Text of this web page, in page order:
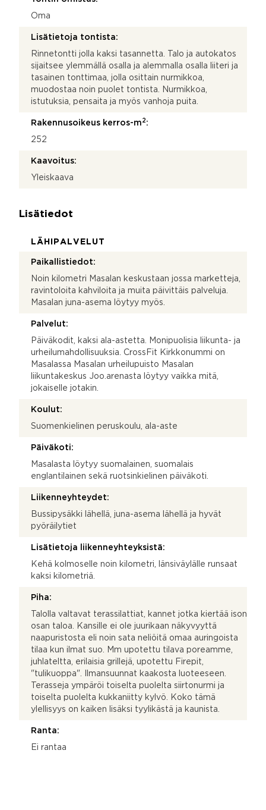
Oma
Lisätietoja tontista:
Rinnetontti jolla kaksi tasannetta. Talo ja autokatos
sijaitsee ylemmällä osalla ja alemmalla osalla liiteri ja
tasainen tonttimaa, jolla osittain nurmikkoa,
muodostaa noin puolet tontista. Nurmikkoa,
istutuksia, pensaita ja myös vanhoja puita.
Rakennusoikeus kerros-m 2 :
252
Kaavoitus:
Yleiskaava
Lisätiedot
LÄHIPALVELUT
Paikallistiedot:
Noin kilometri Masalan keskustaan jossa marketteja,
ravintoloita kahviloita ja muita päivittäis palveluja.
Masalan juna-asema löytyy myös.
Palvelut:
Päiväkodit, kaksi ala-astetta. Monipuolisia liikunta- ja
urheilumahdollisuuksia. CrossFit Kirkkonummi on
Masalassa Masalan urheilupuisto Masalan
liikuntakeskus Joo.arenasta löytyy vaikka mitä,
jokaiselle jotakin.
Koulut:
Suomenkielinen peruskoulu, ala-aste
Päiväkoti:
Masalasta löytyy suomalainen, suomalais
englantilainen sekä ruotsinkielinen päiväkoti.
Liikenneyhteydet:
Bussipysäkki lähellä, juna-asema lähellä ja hyvät
pyöräilytiet
Lisätietoja liikenneyhteyksistä:
Kehä kolmoselle noin kilometri, länsiväylälle runsaat
kaksi kilometriä.
Piha:
Talolla valtavat terassilattiat, kannet jotka kiertää ison
osan taloa. Kansille ei ole juurikaan näkyvyyttä
naapuristosta eli noin sata neliöitä omaa auringoista
tilaa kun ilmat suo. Mm upotettu tilava poreamme,
juhlateltta, erilaisia grillejä, upotettu Firepit,
"tulikuoppa". Ilmansuunnat kaakosta luoteeseen.
Terasseja ympäröi toiselta puolelta siirtonurmi ja
toiselta puolelta kukkaniitty kylvö. Koko tämä
ylellisyys on kaiken lisäksi tyylikästä ja kaunista.
Ranta:
Ei rantaa